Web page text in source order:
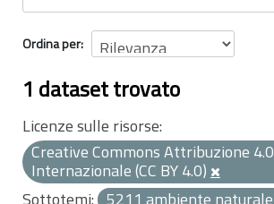
Ordina per
1 dataset trovato
Licenze sulle risorse:
Creative Commons Attribuzione 4.0
Internazionale (CC BY 4.0)
Sottotemi: 5211 ambiente naturale